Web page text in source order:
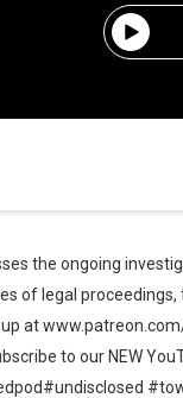
the ongoing
of legal
at
to our NEW